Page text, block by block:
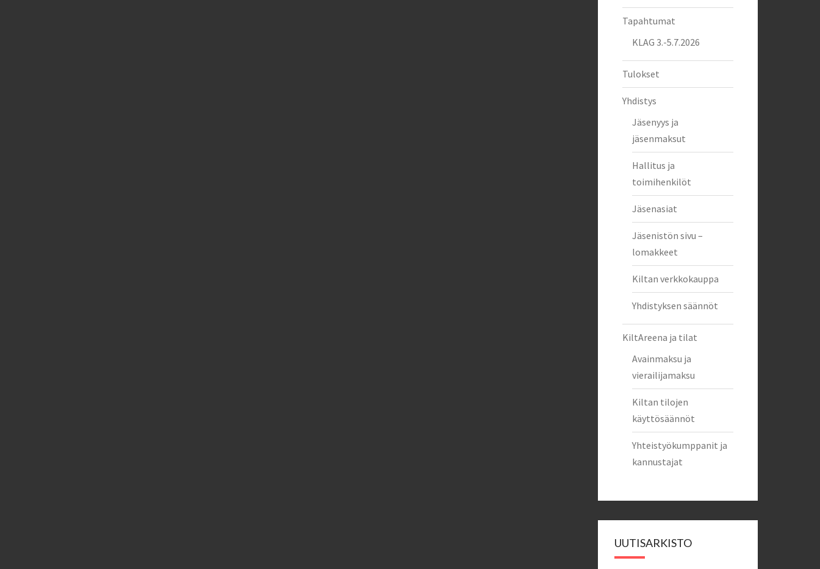
Tapahtumat
KLAG 3.-5.7.2026
Tulokset
Yhdistys
Jäsenyys ja
jäsenmaksut
Hallitus ja
toimihenkilöt
Jäsenasiat
Jäsenistön sivu –
lomakkeet
Kiltan verkkokauppa
Yhdistyksen säännöt
KiltAreena ja tilat
Avainmaksu ja
vierailijamaksu
Kiltan tilojen
käyttösäännöt
Yhteistyökumppanit ja
kannustajat
UUTISARKISTO